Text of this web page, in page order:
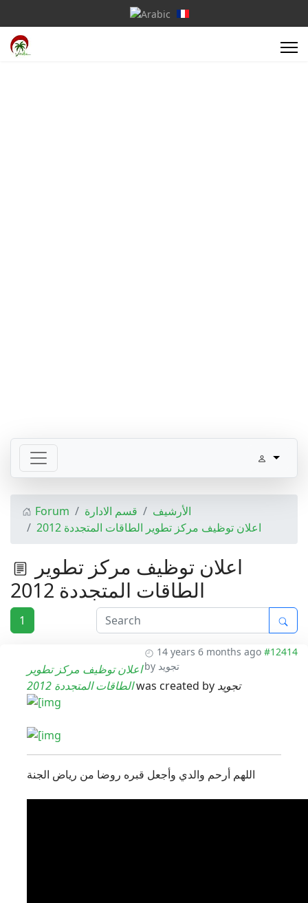
Select your language
Forum قسم الادارة
الأرشيف
اعلان توظيف مركز تطوير الطاقات المتجددة 2012
الطاقات المتجددة 2012
1
14 years 6 months ago #12414
by تجويد
اعلان توظيف مركز تطوير
الطاقات المتجددة 2012was created by تجويد
اللهم أرحم والدي وأجعل قبره روضا من رياض الجنة